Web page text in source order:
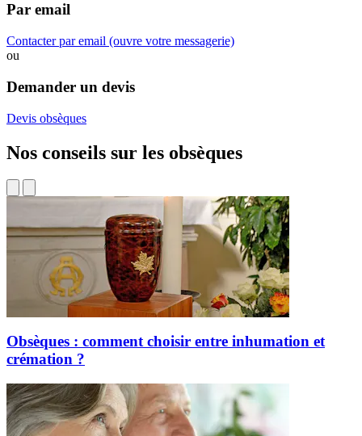
Par email
Contacter par email (ouvre votre messagerie)
ou
Demander un devis
Devis obsèques
Nos conseils sur les obsèques
Obsèques : comment choisir entre inhumation et
crémation ?